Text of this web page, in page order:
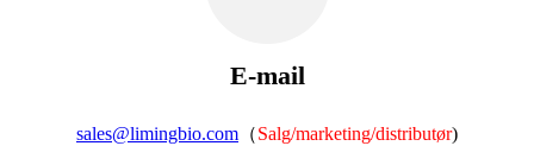
E-mail
sales@limingbio.com （Salg/marketing/distributør)